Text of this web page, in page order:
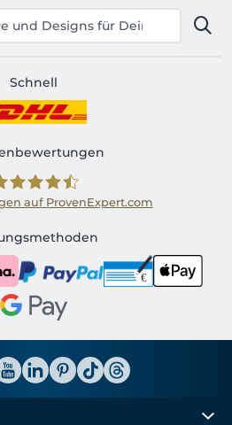
Schnell
AT
auf ProvenExpert.com